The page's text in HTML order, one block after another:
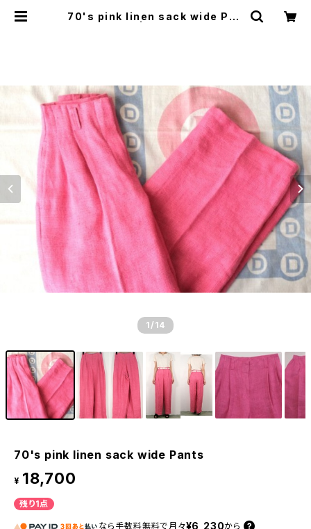
70's pink linen sack wide Pan
1 /14
70's pink linen sack wide Pants
¥ 18,700
残り1点
なら 手数料無料で 月々¥6,230から